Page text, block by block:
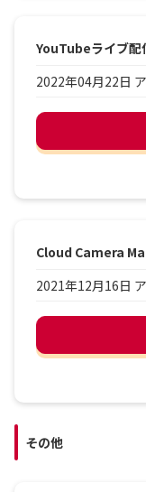
YouTubeライブ配
2022年04月22日
Cloud Camera
2021年12月16日
その他